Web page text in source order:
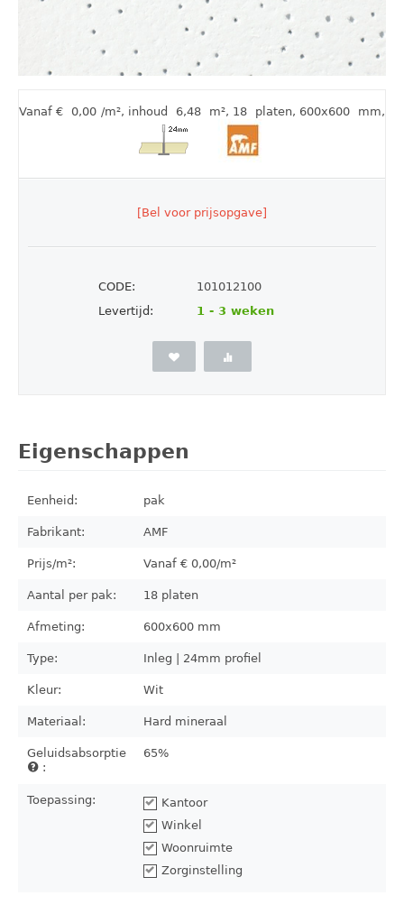
Vanaf € 0,00 /m², inhoud 6,48 m², 18 platen, 600x600 mm,
[Bel voor prijsopgave]
CODE:
101012100
Levertijd:
1 - 3 weken
Eigenschappen
Eenheid: pak
Fabrikant: AMF
Prijs/m²: Vanaf € 0,00/m²
Aantal per pak: 18 platen
Afmeting: 600x600 mm
Type: Inleg | 24mm profiel
Kleur: Wit
Materiaal: Hard mineraal
Geluidsabsorptie
:
65%
Toepassing:
Kantoor
Winkel
Woonruimte
Zorginstelling